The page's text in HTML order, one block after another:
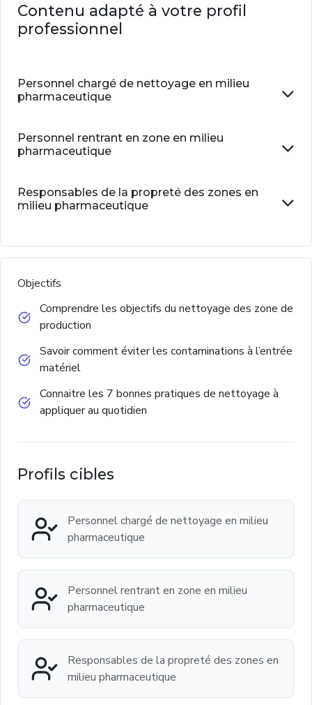
Contenu adapté à votre profil
professionnel
Personnel chargé de nettoyage en milieu
pharmaceutique
Personnel rentrant en zone en milieu
pharmaceutique
Responsables de la propreté des zones en
milieu pharmaceutique
Objectifs
Comprendre les objectifs du nettoyage des zone de
production
Savoir comment éviter les contaminations à l’entrée
matériel
Connaitre les 7 bonnes pratiques de nettoyage à
appliquer au quotidien
Profils cibles
Personnel chargé de nettoyage en milieu
pharmaceutique
Personnel rentrant en zone en milieu
pharmaceutique
Responsables de la propreté des zones en
milieu pharmaceutique